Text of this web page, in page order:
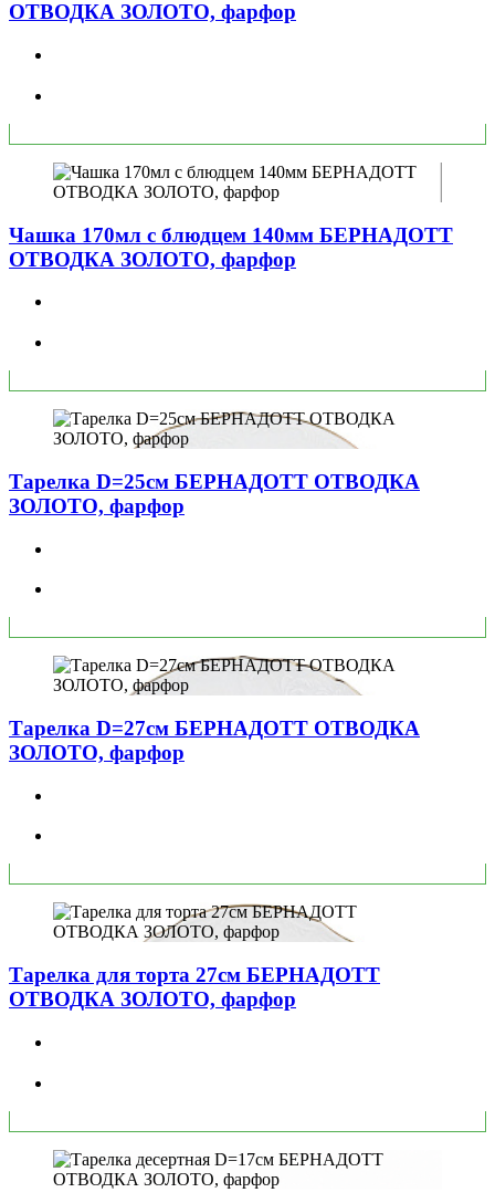
ОТВОДКА ЗОЛОТО, фарфор
Чашка 170мл с блюдцем 140мм БЕРНАДОТТ
ОТВОДКА ЗОЛОТО, фарфор
Тарелка D=25см БЕРНАДОТТ ОТВОДКА
ЗОЛОТО, фарфор
Тарелка D=27см БЕРНАДОТТ ОТВОДКА
ЗОЛОТО, фарфор
Тарелка для торта 27см БЕРНАДОТТ
ОТВОДКА ЗОЛОТО, фарфор